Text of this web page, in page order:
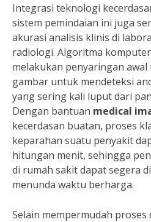
Integrasi teknologi
sistem pemindaian ini juga
akurasi analisis klinis di
radiologi. Algoritma
melakukan penyaringan
gambar untuk mendeteksi
yang sering kali luput dari
Dengan bantuan medical
kecerdasan buatan, proses
keparahan suatu penyakit
hitungan menit, sehingga
di rumah sakit dapat segera
menunda waktu berharga.
Selain mempermudah proses